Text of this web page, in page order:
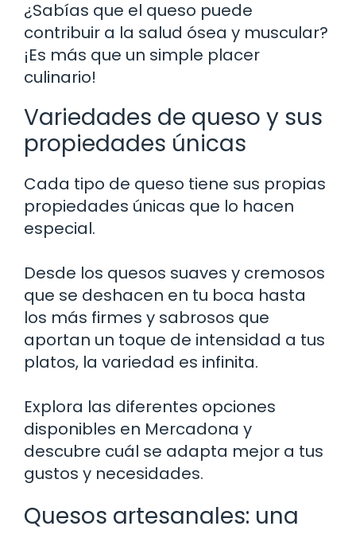
¿Sabías que el queso puede
contribuir a la salud ósea y muscular?
¡Es más que un simple placer
culinario!
Variedades de queso y sus
propiedades únicas
Cada tipo de queso tiene sus propias
propiedades únicas que lo hacen
especial.
Desde los quesos suaves y cremosos
que se deshacen en tu boca hasta
los más firmes y sabrosos que
aportan un toque de intensidad a tus
platos, la variedad es infinita.
Explora las diferentes opciones
disponibles en Mercadona y
descubre cuál se adapta mejor a tus
gustos y necesidades.
Quesos artesanales: una